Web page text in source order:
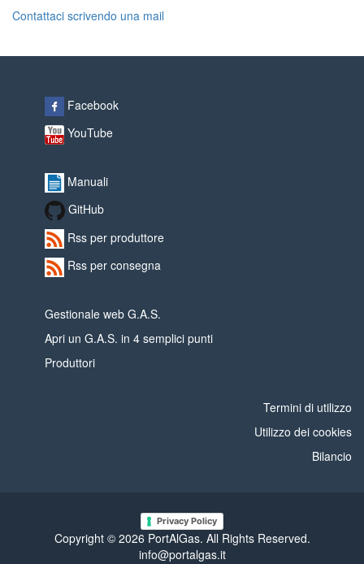
Contattaci scrivendo una mail
Facebook
YouTube
Manuali
GitHub
Rss per produttore
Rss per consegna
Gestionale web G.A.S.
Apri un G.A.S. in 4 semplici punti
Produttori
Termini di utilizzo
Utilizzo dei cookies
Bilancio
Privacy Policy
Copyright © 2026 PortAlGas. All Rights Reserved.
info@portalgas.it